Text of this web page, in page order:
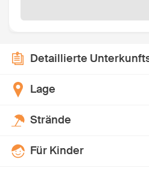
Detaillierte
Lage
Strände
Für Kinder